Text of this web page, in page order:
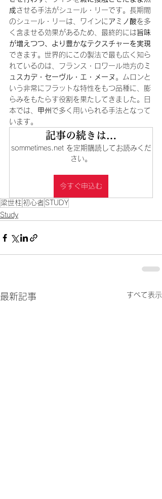
成させる手法がシュール・リーです。長期間
のシュール・リーは、ワインにアミノ酸を多
く含ませる効果があるため、最終的には旨味
が増えつつ、より豊かなテクスチャーを実現
できます。世界的にこの製法で最も広く知ら
れているのは、フランス・ロワール地方の ミ
ュスカデ・セーヴル・エ・メーヌ 。ムロンと
いう非常にフラットな特性をもつ品種に、膨
らみをもたらす役割を果たしてきました。日
本では、 甲州 で多く用いられる手法となって
います。
記事の続きは…
sommetimes.net を定期購読してお読みくだ
さい。
今すぐ申込む
梁世柱 初心者 STUDY
Study
最新記事 すべて表示